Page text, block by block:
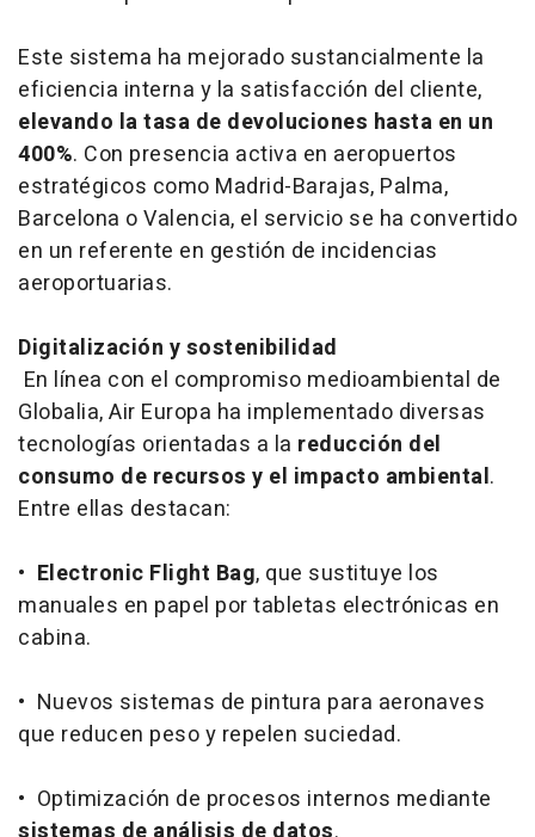
Este sistema ha mejorado sustancialmente la
eficiencia interna y la satisfacción del cliente,
elevando la tasa de devoluciones hasta en un
400%. Con presencia activa en aeropuertos
estratégicos como Madrid-Barajas, Palma,
Barcelona o Valencia, el servicio se ha convertido
en un referente en gestión de incidencias
aeroportuarias.
Digitalización y sostenibilidad
En línea con el compromiso medioambiental de
Globalia, Air Europa ha implementado diversas
tecnologías orientadas a la reducción del
consumo de recursos y el impacto ambiental.
Entre ellas destacan:
• Electronic Flight Bag, que sustituye los
manuales en papel por tabletas electrónicas en
cabina.
• Nuevos sistemas de pintura para aeronaves
que reducen peso y repelen suciedad.
• Optimización de procesos internos mediante